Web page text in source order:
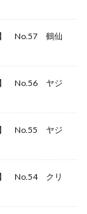
】 No.57 鶴仙
】 No.56 ヤジ
】 No.55 ヤジ
】 No.54 クリ